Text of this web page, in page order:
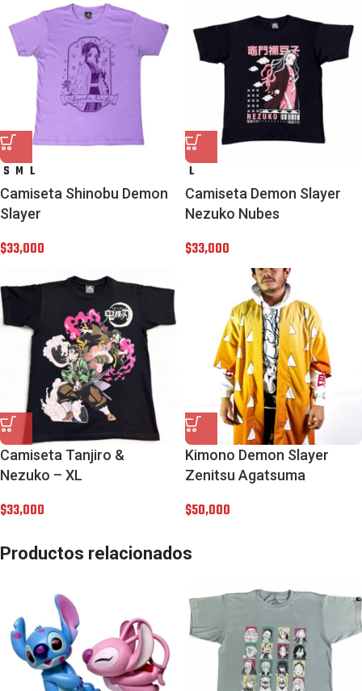
S M L
Camiseta Shinobu Demon
Slayer
$33,000
L
Camiseta Demon Slayer
Nezuko Nubes
$33,000
Camiseta Tanjiro &
Nezuko – XL
$33,000
Kimono Demon Slayer
Zenitsu Agatsuma
$50,000
Productos relacionados